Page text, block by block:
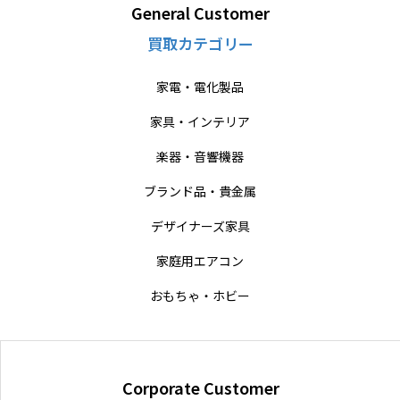
General Customer
買取カテゴリー
家電・電化製品
家具・インテリア
楽器・音響機器
ブランド品・貴金属
デザイナーズ家具
家庭用エアコン
おもちゃ・ホビー
Corporate Customer